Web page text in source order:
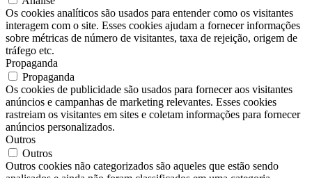
Os cookies analíticos são usados ​​para entender como os visitantes
interagem com o site. Esses cookies ajudam a fornecer informações
sobre métricas de número de visitantes, taxa de rejeição, origem de
tráfego etc.
Propaganda
Propaganda
Os cookies de publicidade são usados ​​para fornecer aos visitantes
anúncios e campanhas de marketing relevantes. Esses cookies
rastreiam os visitantes em sites e coletam informações para fornecer
anúncios personalizados.
Outros
Outros
Outros cookies não categorizados são aqueles que estão sendo